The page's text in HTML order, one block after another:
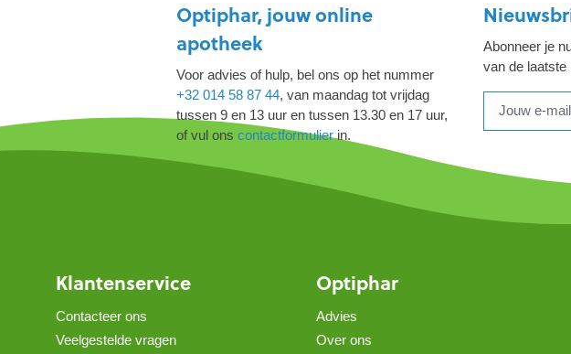
Optiphar, jouw online
apotheek
Voor advies of hulp, bel ons op het nummer
+32 014 58 87 44, van maandag tot vrijdag
tussen 9 en 13 uur en tussen 13.30 en 17 uur,
of vul ons contactformulierin.
Abonneer je
van de laatste
Klantenservice
Contacteer ons
Veelgestelde vragen
Optiphar
Advies
Over ons